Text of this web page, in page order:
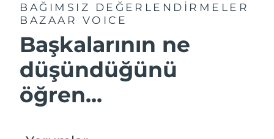
BAĞIMSIZ DEĞERLENDİRMELER
BAZAAR VOICE
Başkalarının ne
düşündüğünü
öğren...